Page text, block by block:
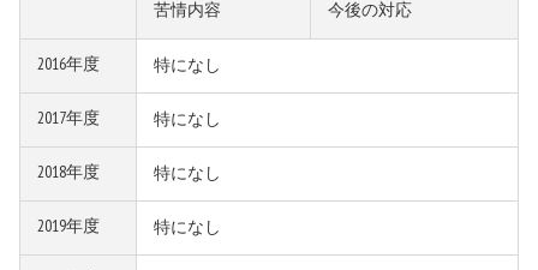
苦情内容 今後の対応
2016年度 特になし
2017年度 特になし
2018年度 特になし
2019年度 特になし